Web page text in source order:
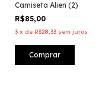
Camiseta Alien (2)
R$85,00
3 x de R$28,33 sem juros
Comprar